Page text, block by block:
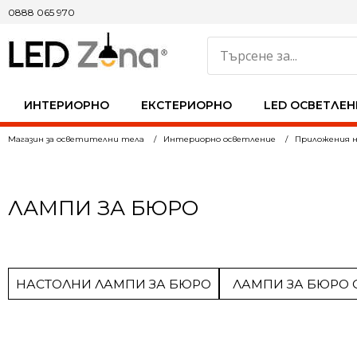
ИНТЕРИОРНО ЕКСТЕРИОРНО LED
0888 065 970
Магазин за осветителни тела Интериорно осветление Приложения
ЛАМПИ ЗА БЮРО
НАСТОЛНИ ЛАМПИ ЗА БЮРО ЛАМПИ ЗА БЮРО